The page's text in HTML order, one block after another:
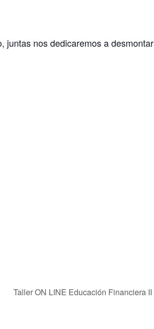
juntas nos dedicaremos a desmontar
Taller ON LINE Educación Financiera II